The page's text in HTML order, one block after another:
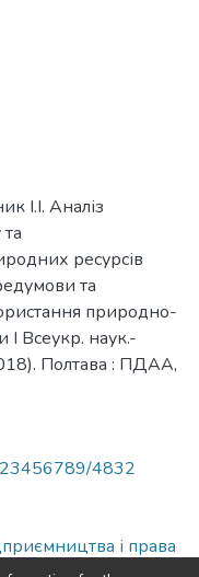
І.І. Аналіз
ресурсів
та
природно-
І Всеукр. наук.-
Полтава : ПДАА,
4832
і права